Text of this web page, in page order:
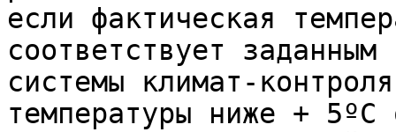
если фактическая
соответствует
системы климат-
температуры ниже + 5ºС